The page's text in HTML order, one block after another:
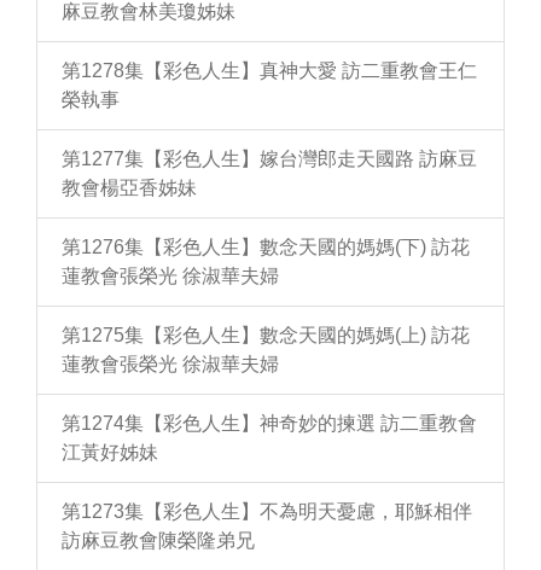
麻豆教會林美瓊姊妹
第1278集【彩色人生】真神大愛 訪二重教會王仁
榮執事
第1277集【彩色人生】嫁台灣郎走天國路 訪麻豆
教會楊亞香姊妹
第1276集【彩色人生】數念天國的媽媽(下) 訪花
蓮教會張榮光 徐淑華夫婦
第1275集【彩色人生】數念天國的媽媽(上) 訪花
蓮教會張榮光 徐淑華夫婦
第1274集【彩色人生】神奇妙的揀選 訪二重教會
江黃好姊妹
第1273集【彩色人生】不為明天憂慮，耶穌相伴
訪麻豆教會陳榮隆弟兄